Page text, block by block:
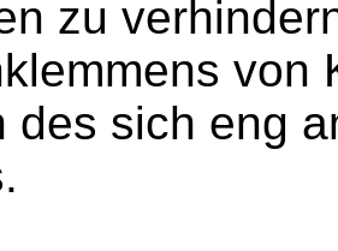
zu
von
des sich eng